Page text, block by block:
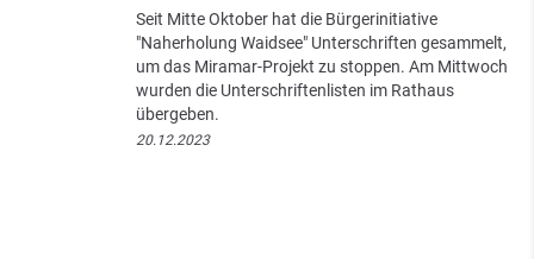
Seit Mitte Oktober hat die Bürgerinitiative
"Naherholung Waidsee" Unterschriften gesammelt,
um das Miramar-Projekt zu stoppen. Am Mittwoch
wurden die Unterschriftenlisten im Rathaus
übergeben.
20.12.2023